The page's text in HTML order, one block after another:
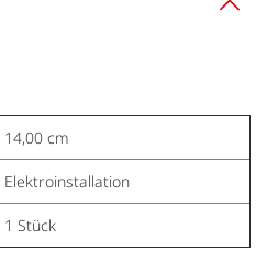
14,00 cm
Elektroinstallation
1 Stück